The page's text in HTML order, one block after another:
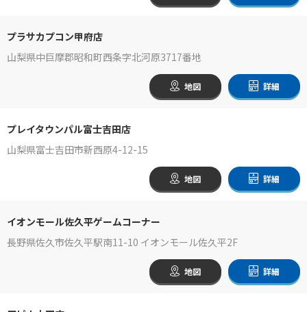
プラサカプコン甲府店
山梨県中巨摩郡昭和町西条字北河原3717番地
地図 詳細
プレイタウンパル富士吉田店
山梨県富士吉田市新西原4-12-15
地図 詳細
イオンモール佐久平ゲームコーナー
長野県佐久市佐久平駅南11-10 イオンモール佐久平2F
地図 詳細